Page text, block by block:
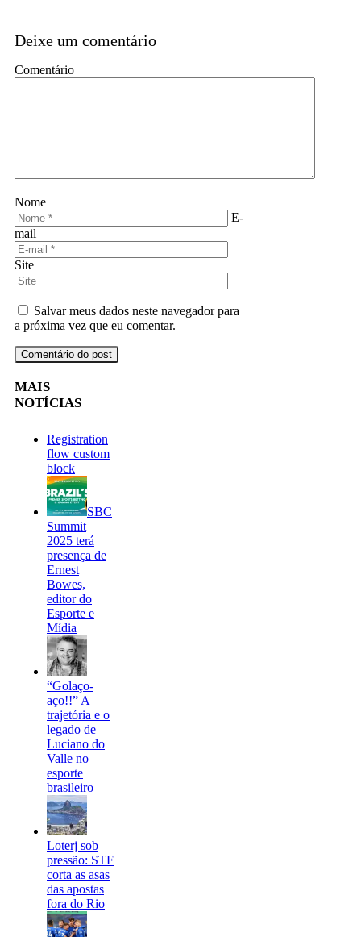
Deixe um comentário
Comentário
Nome
E-
mail
Site
Salvar meus dados neste navegador para
a próxima vez que eu comentar.
MAIS
NOTÍCIAS
Registration
flow custom
block
SBC
Summit
2025 terá
presença de
Ernest
Bowes,
editor do
Esporte e
Mídia
“Golaço-
aço!!” A
trajetória e o
legado de
Luciano do
Valle no
esporte
brasileiro
Loterj sob
pressão: STF
corta as asas
das apostas
fora do Rio